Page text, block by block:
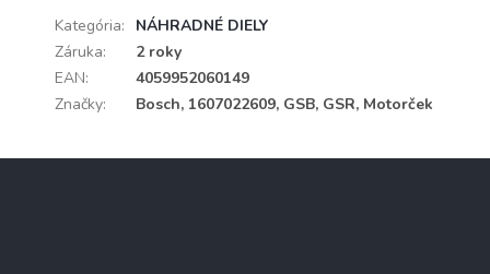
Kategória:
NÁHRADNÉ DIELY
Záruka:
2 roky
EAN:
4059952060149
Značky: Bosch, 1607022609, GSB, GSR, Motorček